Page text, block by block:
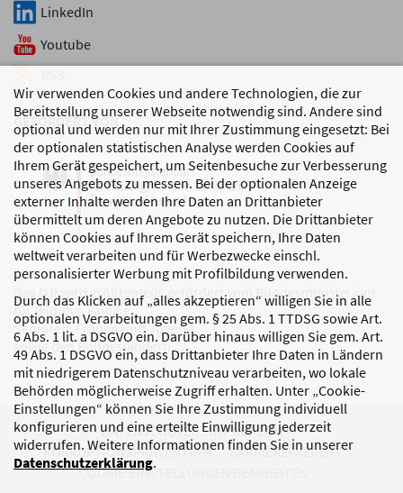
Wir verwenden Cookies und andere Technologien, die zur
Bereitstellung unserer Webseite notwendig sind. Andere sind
optional und werden nur mit Ihrer Zustimmung eingesetzt: Bei
der optionalen statistischen Analyse werden Cookies auf
Ihrem Gerät gespeichert, um Seitenbesuche zur Verbesserung
unseres Angebots zu messen. Bei der optionalen Anzeige
externer Inhalte werden Ihre Daten an Drittanbieter
übermittelt um deren Angebote zu nutzen. Die Drittanbieter
können Cookies auf Ihrem Gerät speichern, Ihre Daten
weltweit verarbeiten und für Werbezwecke einschl.
personalisierter Werbung mit Profilbildung verwenden.
Durch das Klicken auf „alles akzeptieren“ willigen Sie in alle
optionalen Verarbeitungen gem. § 25 Abs. 1 TTDSG sowie Art.
6 Abs. 1 lit. a DSGVO ein. Darüber hinaus willigen Sie gem. Art.
49 Abs. 1 DSGVO ein, dass Drittanbieter Ihre Daten in Ländern
mit niedrigerem Datenschutzniveau verarbeiten, wo lokale
Behörden möglicherweise Zugriff erhalten. Unter „Cookie-
Einstellungen“ können Sie Ihre Zustimmung individuell
konfigurieren und eine erteilte Einwilligung jederzeit
widerrufen. Weitere Informationen finden Sie in unserer
Datenschutzerklärung.
LinkedIn
Youtube
GEFÖRDERT VON
Das DJI wird größtenteils gefördert vom Bundesministerium
für Bildung, Familie,
Senioren, Frauen und Jugend
sowie den Bundesländern.
DATENSCHUTZ
IMPRESSUM
KORRUPTIONSPRÄVENTION
BARRIEREFREIHEIT
COOKIE-EINSTELLUNGEN BEARBEITEN